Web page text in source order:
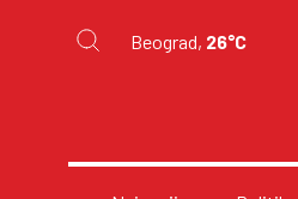
Beograd, 26°C